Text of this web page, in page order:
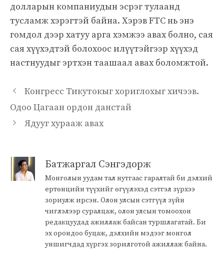
долларын компаниудын эсрэг тулаанд
тусламж хэрэгтэй байна. Хэрэв FTC нь энэ
гомдол дээр хатуу арга хэмжээ авах болно, сая
сая хүүхэдтэй болохоос илүүтэйгээр хүүхэд
настнуудыг эртхэн таашаал авах боломжтой.
Конгресс Тикутокыг хориглохыг хичээв.
Одоо Цагаан ордон данстай
Ядууг хурааж авах
Батжаргал Сэнгэдорж
Монголын уудам тал нутгаас гаралтай би дэлхий
ертөнцийн түүхийг өгүүлэхэд сэтгэл зүрхээ
зориулж ирсэн. Олон улсын сэтгүүл зүйн
чиглэлээр суралцаж, олон улсын томоохон
редакцуудад ажиллаж байсан туршлагатай. Би
эх орондоо буцаж, дэлхийн мэдээг монгол
уншигчдад хүргэх зорилготой ажиллаж байна.